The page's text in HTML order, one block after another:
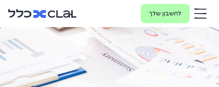
לחשבון שלך